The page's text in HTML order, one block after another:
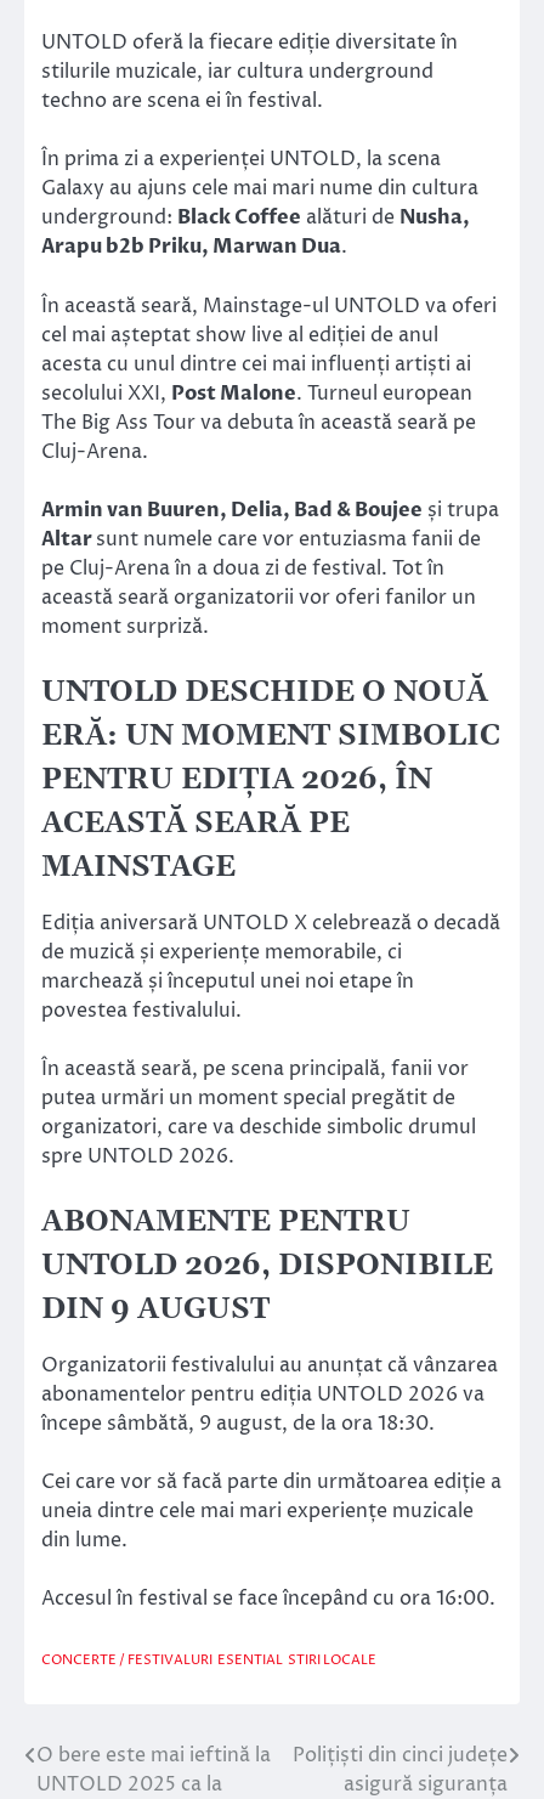
UNTOLD oferă la fiecare ediție diversitate în
stilurile muzicale, iar cultura underground
techno are scena ei în festival.
În prima zi a experienței UNTOLD, la scena
Galaxy au ajuns cele mai mari nume din cultura
underground: Black Coffee alături de Nusha,
Arapu b2b Priku, Marwan Dua.
În această seară, Mainstage-ul UNTOLD va oferi
cel mai așteptat show live al ediției de anul
acesta cu unul dintre cei mai influenți artiști ai
secolului XXI, Post Malone. Turneul european
The Big Ass Tour va debuta în această seară pe
Cluj-Arena.
Armin van Buuren, Delia, Bad & Boujee și trupa
Altarsunt numele care vor entuziasma fanii de
pe Cluj-Arena în a doua zi de festival. Tot în
această seară organizatorii vor oferi fanilor un
moment surpriză.
UNTOLD DESCHIDE O NOUĂ
ERĂ: UN MOMENT SIMBOLIC
PENTRU EDIȚIA 2026, ÎN
ACEASTĂ SEARĂ PE
MAINSTAGE
Ediția aniversară UNTOLD X celebrează o decadă
de muzică și experiențe memorabile, ci
marchează și începutul unei noi etape în
povestea festivalului.
În această seară, pe scena principală, fanii vor
putea urmări un moment special pregătit de
organizatori, care va deschide simbolic drumul
spre UNTOLD 2026.
ABONAMENTE PENTRU
UNTOLD 2026, DISPONIBILE
DIN 9 AUGUST
Organizatorii festivalului au anunțat că vânzarea
abonamentelor pentru ediția UNTOLD 2026 va
începe sâmbătă, 9 august, de la ora 18:30.
Cei care vor să facă parte din următoarea ediție a
uneia dintre cele mai mari experiențe muzicale
din lume.
Accesul în festival se face începând cu ora 16:00.
CONCERTE / FESTIVALURI ESENTIAL STIRI LOCALE
Navigare
O bere este mai ieftină la
UNTOLD 2025 ca la
Polițiști din cinci județe
asigură siguranța